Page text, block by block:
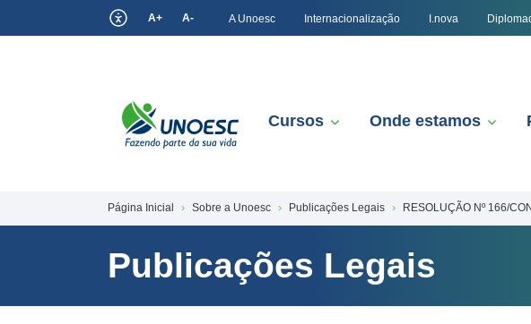
A+ A- A Unoesc Internacionalização I.nova
Cursos Onde estamos
Página Inicial Sobre a Unoesc Publicações Legais RESOLUÇÃO Nº 166/
Publicações Legais